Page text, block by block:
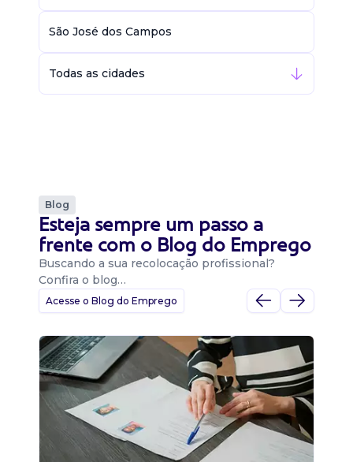
São José dos Campos
Todas as cidades
Blog
Esteja sempre um passo a
frente com o Blog do Emprego
Buscando a sua recolocação profissional?
Confira o blog…
Acesse o Blog do Emprego